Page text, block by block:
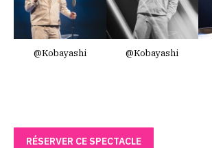
@Kobayashi @Kobayashi
RÉSERVER CE SPECTACLE